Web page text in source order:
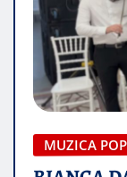
MUZICA